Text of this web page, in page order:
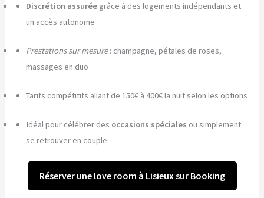
Discrétion assurée grâce à des logements indépendants et
un accès autonome
Prestations sur mesure: champagne, pétales de roses,
massages en duo
Tarifs compétitifs allant de 150€ à 400€ la nuit selon les options
Idéal pour célébrer des occasions spéciales ou simplement
se retrouver en couple
Réserver une love room à Lisieux sur Booking